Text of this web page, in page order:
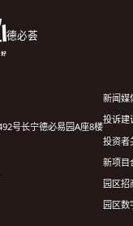
德必荟
号长宁德必易园A座8楼
新闻
投诉建
投资者
新项目
园区
园区